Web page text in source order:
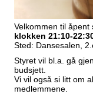
Velkommen til
klokken 21:10-
Sted: Dansesalen,
Styret vil bl.a. gå
budsjett.
Vi vil også si litt om
medlemmene.